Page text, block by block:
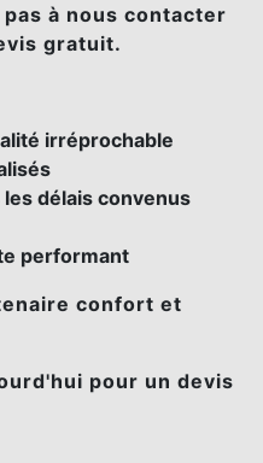
à nous contacter
gratuit.
irréprochable
délais convenus
performant
confort et
pour un devis